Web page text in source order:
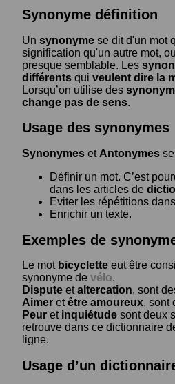
Synonyme définition
Un synonyme se dit d'un mot
signification qu'un autre mot,
presque semblable. Les
différents qui veulent dire la
Lorsqu’on utilise des
change pas de sens.
Usage des synonymes
Synonymes et Antonymes
Définir un mot. C’est
dans les articles de
Eviter les répétitions
Enrichir un texte.
Exemples de
Le mot bicyclette eut être
synonyme de vélo.
Dispute etaltercation, sont
Aimer etêtre amoureux, sont
Peur et inquiétude sont deux
retrouve dans ce dictionnaire
ligne.
Usage d’un